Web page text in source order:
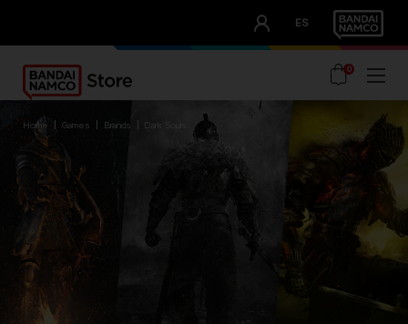
ES
OUR ADVANTAGES
0
home games brands dark souls